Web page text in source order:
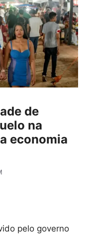
de
na
economia
pelo governo